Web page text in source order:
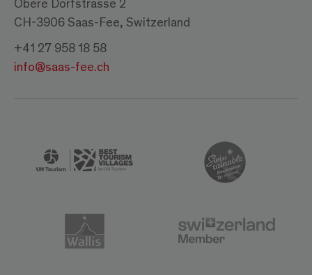
CH-3906 Saas-Fee, Switzerland
+41 27 958 18 58
info@saas-fee.ch